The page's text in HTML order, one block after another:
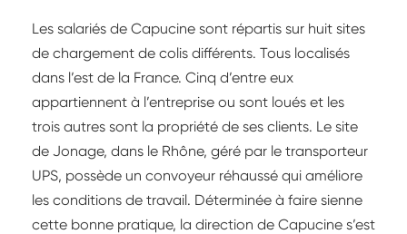
Les salariés de Capucine sont répartis sur huit sites
de chargement de colis différents. Tous localisés
dans l’est de la France. Cinq d’entre eux
appartiennent à l’entreprise ou sont loués et les
trois autres sont la propriété de ses clients. Le site
de Jonage, dans le Rhône, géré par le transporteur
UPS, possède un convoyeur réhaussé qui améliore
les conditions de travail. Déterminée à faire sienne
cette bonne pratique, la direction de Capucine s’est